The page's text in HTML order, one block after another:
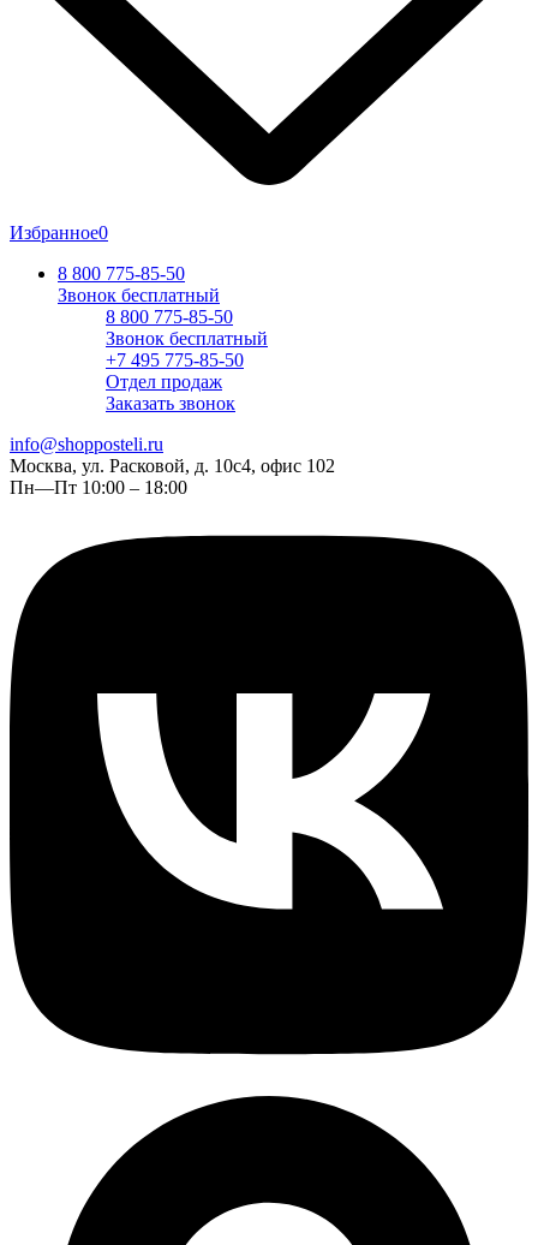
Избранное0
8 800 775-85-50
Звонок бесплатный
8 800 775-85-50
Звонок бесплатный
+7 495 775-85-50
Отдел продаж
Заказать звонок
info@shopposteli.ru
Москва, ул. Расковой, д. 10с4, офис 102
Пн—Пт 10:00 – 18:00